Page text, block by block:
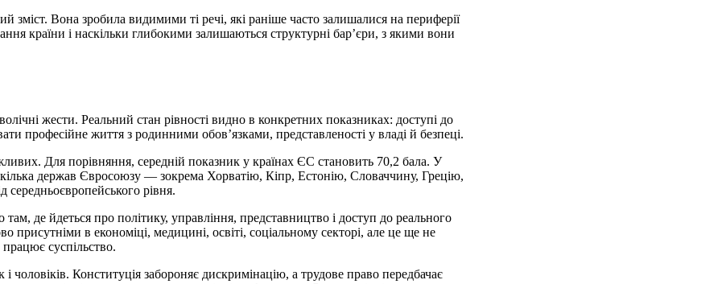
зміст. Вона зробила видимими ті речі, які раніше часто залишалися на периферії
країни і наскільки глибокими залишаються структурні бар’єри, з якими вони
жести. Реальний стан рівності видно в конкретних показниках: доступі до
професійне життя з родинними обов’язками, представленості у владі й безпеці.
Для порівняння, середній показник у країнах ЄС становить 70,2 бала. У
держав Євросоюзу — зокрема Хорватію, Кіпр, Естонію, Словаччину, Грецію,
рівня.
де йдеться про політику, управління, представництво і доступ до реального
в економіці, медицині, освіті, соціальному секторі, але це ще не
суспільство.
чоловіків. Конституція забороняє дискримінацію, а трудове право передбачає